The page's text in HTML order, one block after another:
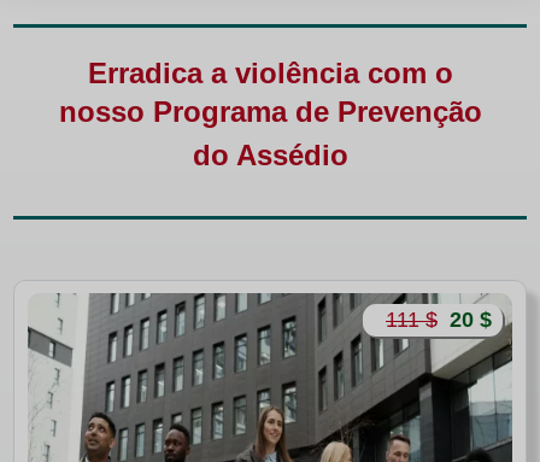
Erradica a violência com o
nosso Programa de Prevenção
do Assédio
111 $ 20 $